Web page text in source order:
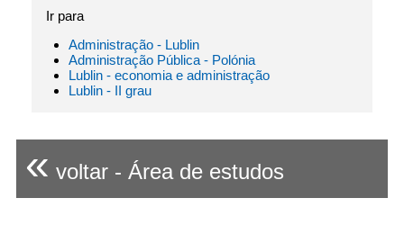
Ir para
Administração - Lublin
Administração Pública - Polónia
Lublin - economia e administração
Lublin - II grau
« voltar - Área de estudos